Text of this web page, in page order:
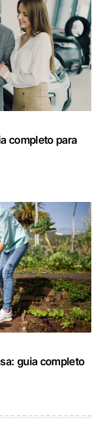
completo para
guia completo